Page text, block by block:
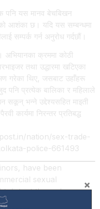
पनि यस मानव बेचबिखन
आशंका छ। यदि यस सम्बन्धमा
सम्पर्क गर्न अनुरोध गर्दछौं।
अभियानका क्रममा कोठी
तथा उद्धारमा खटिएका
गरेका थिए, जसबाट उहाँहरू
पनि प्रत्येक बालिका र महिलाले
सकून् भन्ने उद्देश्यसहित माइती
कार्यमा निरन्तर प्रतिबद्ध
nation/sex-trade-
police-661493
have been
sexual
district through a
on 24 May 2026 by